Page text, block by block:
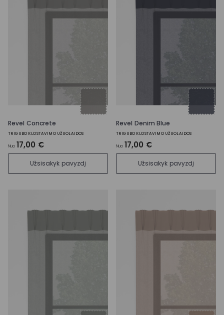
Revel Concrete
TRIGUBO KLOSTAVIMO UŽUOLAIDOS
Nuo 17,00 €
Užsisakyk pavyzdį
Revel Denim Blue
TRIGUBO KLOSTAVIMO UŽUOLAIDOS
Nuo 17,00 €
Užsisakyk pavyzdį